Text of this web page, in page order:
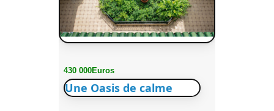
430 000Euros
Une Oasis de calme